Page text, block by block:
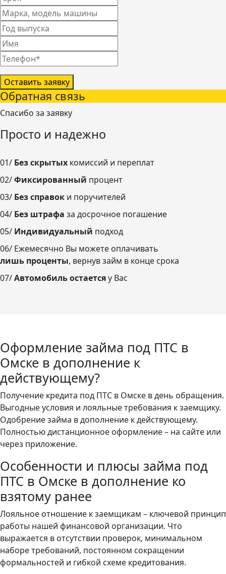
Оставить заявку
Обратная связь
Спасибо за заявку
Просто и надежно
01/ Без скрытых комиссий и переплат
02/Фиксированный процент
03/ Без справок и поручителей
04/ Без штрафа за досрочное погашение
05/ Индивидуальный подход
06/ Ежемесячно Вы можете оплачивать
лишь проценты, вернув займ в конце срока
07/Автомобиль остаетсяу Вас
Оформление займа под ПТС в
Омске в дополнение к
действующему?
Получение кредита под ПТС в Омске в день обращения.
Выгодные условия и лояльные требования к заемщику.
Одобрение займа в дополнение к действующему.
Полностью дистанционное оформление – на сайте или
через приложение.
Особенности и плюсы займа под
ПТС в Омске в дополнение ко
взятому ранее
Лояльное отношение к заемщикам – ключевой принцип
работы нашей финансовой организации. Что
выражается в отсутствии проверок, минимальном
наборе требований, постоянном сокращении
формальностей и гибкой схеме кредитования.